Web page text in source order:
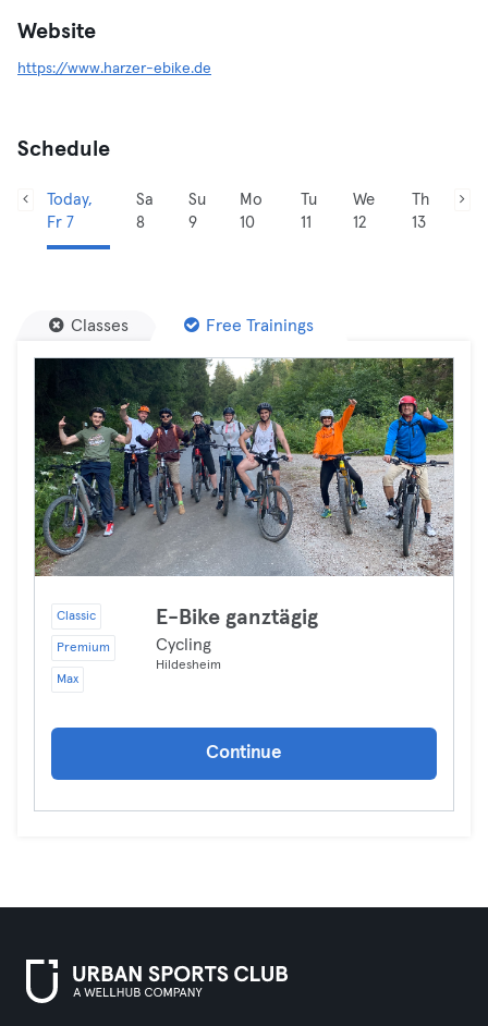
Website
https://www.harzer-ebike.de
Schedule
Today,
Fr 7
Sa
8
Su
9
Mo
10
Tu
11
We
12
Th
13
Classes Free Trainings
Classic
Premium
Max
E-Bike ganztägig
Cycling
Hildesheim
Continue